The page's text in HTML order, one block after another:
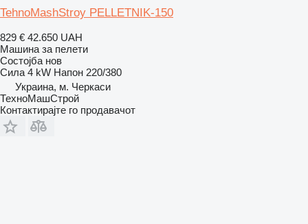
TehnoMashStroy PELLETNIK-150
829 € 42.650 UAH
Машина за пелети
Состојба нов
Сила 4 kW Напон 220/380
Украина, м. Черкаси
ТехноМашСтрой
Контактирајте го продавачот